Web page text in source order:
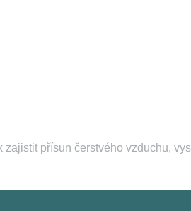
zajistit přísun čerstvého vzduchu,